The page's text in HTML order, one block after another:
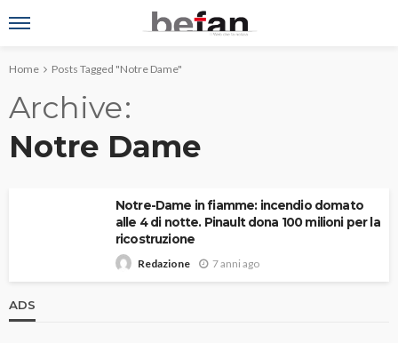
Home Posts Tagged "Notre Dame"
Archive
Notre Dame
Notre-Dame in fiamme: incendio domato
alle 4 di notte. Pinault dona 100 milioni per la
ricostruzione
Redazione 7 anni ago
ADS